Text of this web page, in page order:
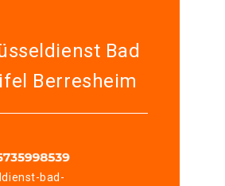
Bad
Berresheim
bad-